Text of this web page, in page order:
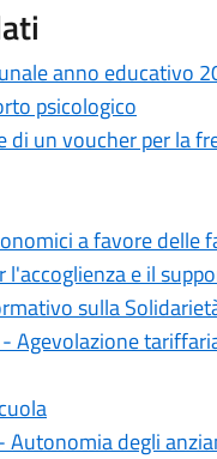
anno educativo
psicologico
di un voucher per la
a favore delle
l'accoglienza e il
sulla
Agevolazione
Autonomia degli